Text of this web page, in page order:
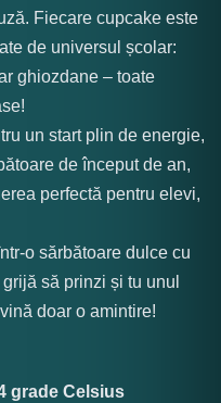
Fiecare cupcake este
de universul școlar:
ghiozdane – toate
un start plin de energie,
de început de an,
perfectă pentru elevi,
o sărbătoare dulce cu
să prinzi și tu unul
doar o amintire!
grade Celsius